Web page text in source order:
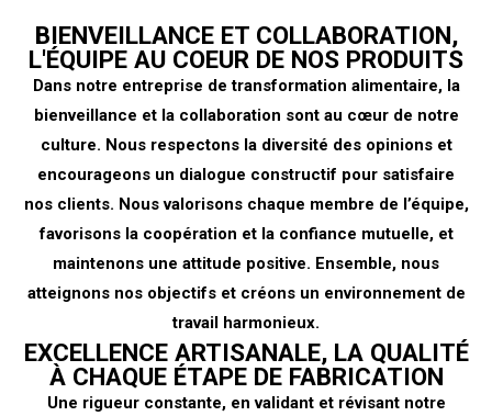
BIENVEILLANCE ET COLLABORATION,
L'ÉQUIPE AU COEUR DE NOS PRODUITS
Dans notre entreprise de transformation alimentaire, la
bienveillance et la collaboration sont au cœur de notre
culture. Nous respectons la diversité des opinions et
encourageons un dialogue constructif pour satisfaire
nos clients. Nous valorisons chaque membre de l’équipe,
favorisons la coopération et la confiance mutuelle, et
maintenons une attitude positive. Ensemble, nous
atteignons nos objectifs et créons un environnement de
travail harmonieux.
EXCELLENCE ARTISANALE, LA QUALITÉ
À CHAQUE ÉTAPE DE FABRICATION
Une rigueur constante, en validant et révisant notre